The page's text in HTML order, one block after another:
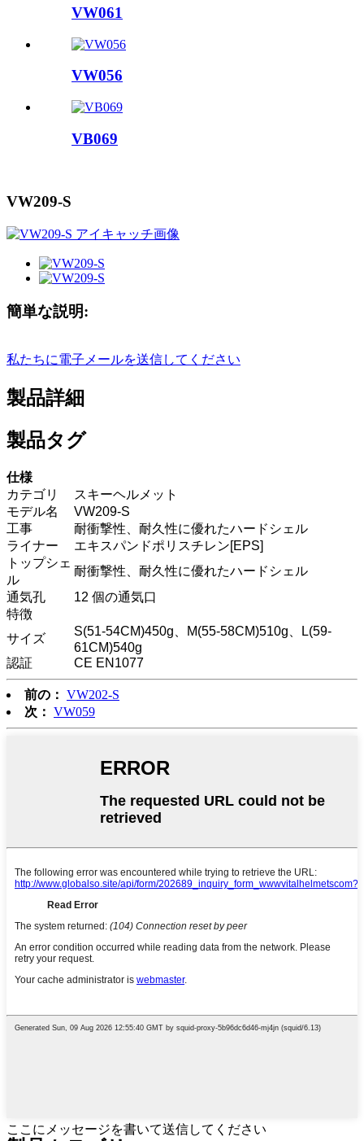
VW061
VW056
VB069
VW209-S
簡単な説明:
私たちに電子メールを送信してください
製品詳細
製品タグ
仕様
カテゴリ
スキーヘルメット
モデル名
VW209-S
工事
耐衝撃性、耐久性に優れたハードシェル
ライナー
エキスパンドポリスチレン[EPS]
トップシェ
ル
耐衝撃性、耐久性に優れたハードシェル
通気孔
12 個の通気口
特徴
サイズ
S(51-54CM)450g、M(55-58CM)510g、L(59-
61CM)540g
認証
CE EN1077
前の： VW202-S
次： VW059
ここにメッセージを書いて送信してください